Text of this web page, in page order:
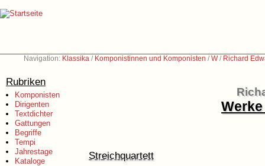
Navigation: Klassika / Komponistinnen und Komponisten /W/ Richard
Rubriken
Komponisten
Dirigenten
Textdichter
Gattungen
Begriffe
Tempi
Jahrestage
Kataloge
Streichquartett